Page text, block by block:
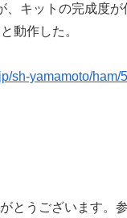
キットの完成度が
動作した。
sh-yamamoto/ham/
とうございます。